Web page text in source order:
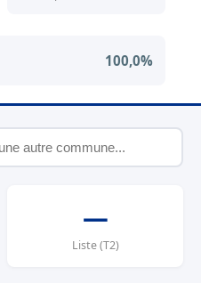
100,0%
—
Liste (T2)